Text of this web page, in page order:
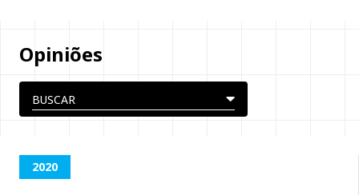
Opiniões
2020